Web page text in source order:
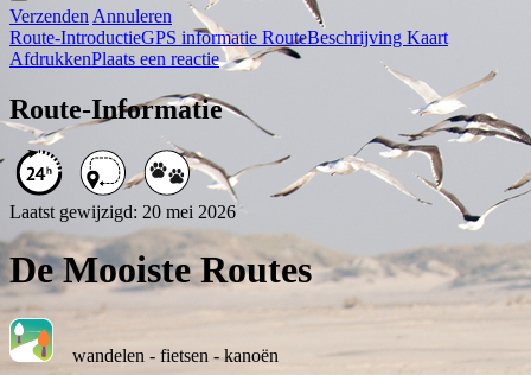
Verzenden Annuleren
Route-IntroductieGPS informatie RouteBeschrijving Kaart
AfdrukkenPlaats een reactie
Route-Informatie
Laatst gewijzigd: 20 mei 2026
De Mooiste Routes
wandelen - fietsen - kanoën